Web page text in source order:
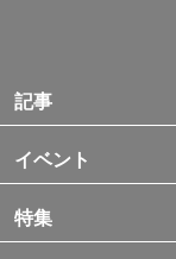
記事
イベント
特集